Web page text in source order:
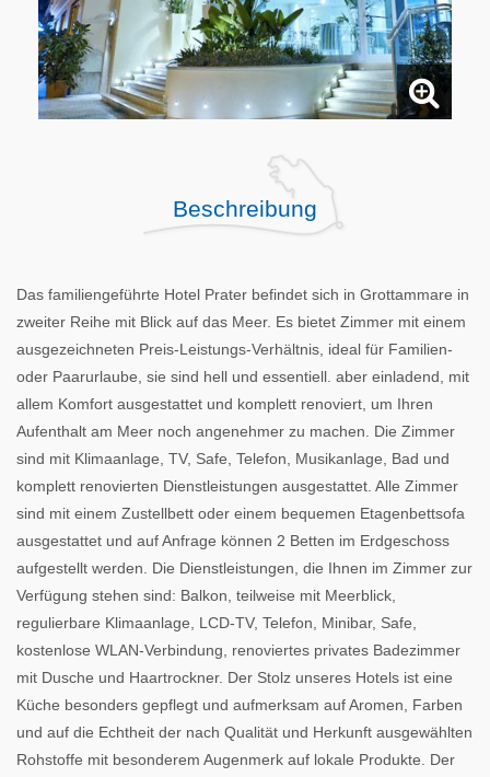
Beschreibung
Das familiengeführte Hotel Prater befindet sich in Grottammare in
zweiter Reihe mit Blick auf das Meer. Es bietet Zimmer mit einem
ausgezeichneten Preis-Leistungs-Verhältnis, ideal für Familien-
oder Paarurlaube, sie sind hell und essentiell. aber einladend, mit
allem Komfort ausgestattet und komplett renoviert, um Ihren
Aufenthalt am Meer noch angenehmer zu machen. Die Zimmer
sind mit Klimaanlage, TV, Safe, Telefon, Musikanlage, Bad und
komplett renovierten Dienstleistungen ausgestattet. Alle Zimmer
sind mit einem Zustellbett oder einem bequemen Etagenbettsofa
ausgestattet und auf Anfrage können 2 Betten im Erdgeschoss
aufgestellt werden. Die Dienstleistungen, die Ihnen im Zimmer zur
Verfügung stehen sind: Balkon, teilweise mit Meerblick,
regulierbare Klimaanlage, LCD-TV, Telefon, Minibar, Safe,
kostenlose WLAN-Verbindung, renoviertes privates Badezimmer
mit Dusche und Haartrockner. Der Stolz unseres Hotels ist eine
Küche besonders gepflegt und aufmerksam auf Aromen, Farben
und auf die Echtheit der nach Qualität und Herkunft ausgewählten
Rohstoffe mit besonderem Augenmerk auf lokale Produkte. Der